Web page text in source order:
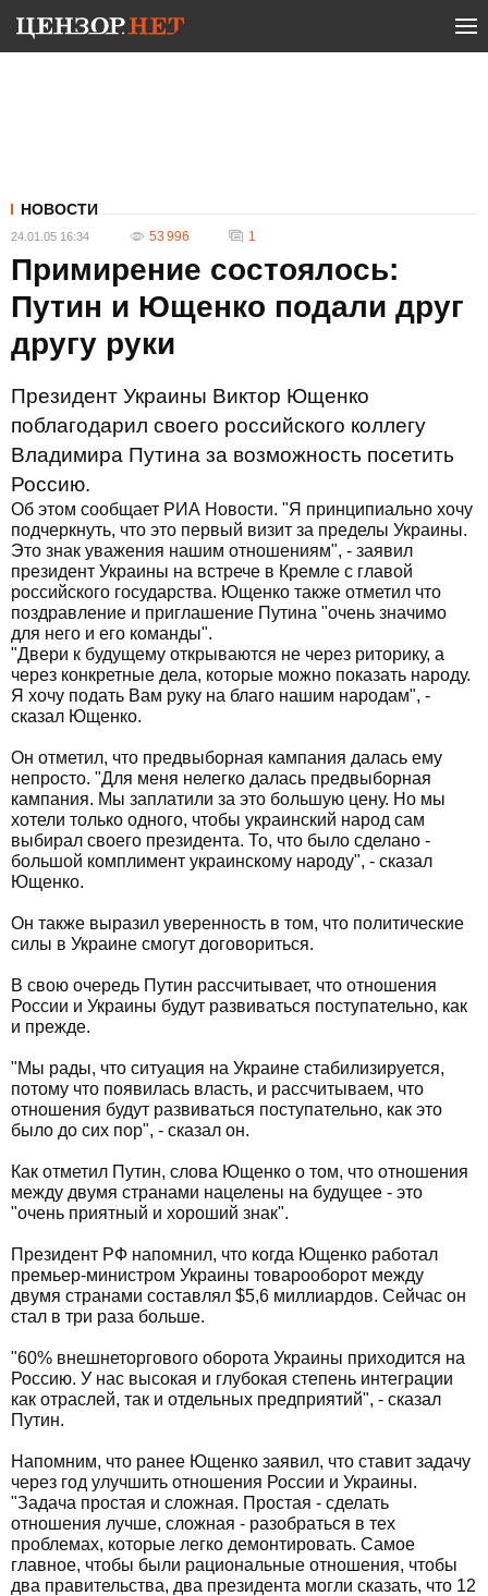
НОВОСТИ
24.01.05 16:34 53 996 1
Примирение состоялось:
Путин и Ющенко подали друг
другу руки
Президент Украины Виктор Ющенко
поблагодарил своего российского коллегу
Владимира Путина за возможность посетить
Россию.
Об этом сообщает РИА Новости. "Я принципиально хочу
подчеркнуть, что это первый визит за пределы Украины.
Это знак уважения нашим отношениям", - заявил
президент Украины на встрече в Кремле с главой
российского государства. Ющенко также отметил что
поздравление и приглашение Путина "очень значимо
для него и его команды".
"Двери к будущему открываются не через риторику, а
через конкретные дела, которые можно показать народу.
Я хочу подать Вам руку на благо нашим народам", -
сказал Ющенко.
Он отметил, что предвыборная кампания далась ему
непросто. "Для меня нелегко далась предвыборная
кампания. Мы заплатили за это большую цену. Но мы
хотели только одного, чтобы украинский народ сам
выбирал своего президента. То, что было сделано -
большой комплимент украинскому народу", - сказал
Ющенко.
Он также выразил уверенность в том, что политические
силы в Украине смогут договориться.
В свою очередь Путин рассчитывает, что отношения
России и Украины будут развиваться поступательно, как
и прежде.
"Мы рады, что ситуация на Украине стабилизируется,
потому что появилась власть, и рассчитываем, что
отношения будут развиваться поступательно, как это
было до сих пор", - сказал он.
Как отметил Путин, слова Ющенко о том, что отношения
между двумя странами нацелены на будущее - это
"очень приятный и хороший знак".
Президент РФ напомнил, что когда Ющенко работал
премьер-министром Украины товарооборот между
двумя странами составлял $5,6 миллиардов. Сейчас он
стал в три раза больше.
"60% внешнеторгового оборота Украины приходится на
Россию. У нас высокая и глубокая степень интеграции
как отраслей, так и отдельных предприятий", - сказал
Путин.
Напомним, что ранее Ющенко заявил, что ставит задачу
через год улучшить отношения России и Украины.
"Задача простая и сложная. Простая - сделать
отношения лучше, сложная - разобраться в тех
проблемах, которые легко демонтировать. Самое
главное, чтобы были рациональные отношения, чтобы
два правительства, два президента могли сказать, что 12